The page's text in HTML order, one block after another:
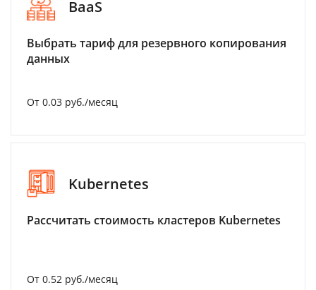
BaaS
Выбрать тариф для резервного копирования
данных
От 0.03 руб./месяц
Kubernetes
Рассчитать стоимость кластеров Kubernetes
От 0.52 руб./месяц